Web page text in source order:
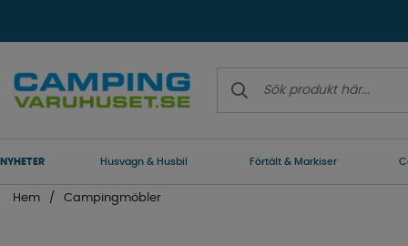
NYHETER Husvagn & Husbil Förtält & Markiser
Hem Campingmöbler